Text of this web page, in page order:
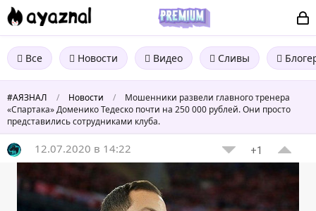
Все Новости Видео Сливы
#АЯЗНАЛ / Новости /
Мошенники развели главного тренера
«Спартака» Доменико Тедеско почти на 250 000 рублей. Они просто
представились сотрудниками клуба.
12.07.2020 в 14:22 +1